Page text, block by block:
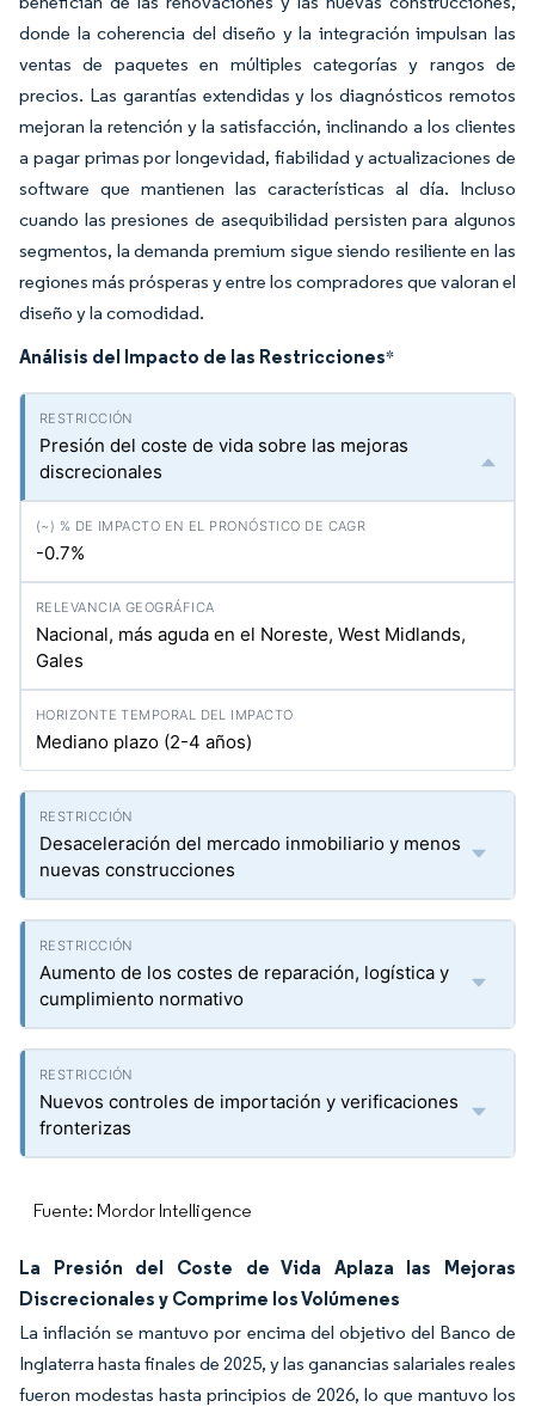
donde la coherencia del diseño y la integración impulsan las
ventas de paquetes en múltiples categorías y rangos de
precios. Las garantías extendidas y los diagnósticos remotos
mejoran la retención y la satisfacción, inclinando a los clientes
a pagar primas por longevidad, fiabilidad y actualizaciones de
software que mantienen las características al día. Incluso
cuando las presiones de asequibilidad persisten para algunos
segmentos, la demanda premium sigue siendo resiliente en las
regiones más prósperas y entre los compradores que valoran el
diseño y la comodidad.
Análisis del Impacto de las Restricciones*
Presión del coste de vida sobre las mejoras
discrecionales
-0.7%
Nacional, más aguda en el Noreste, West Midlands,
Gales
Mediano plazo (2-4 años)
Desaceleración del mercado inmobiliario y menos
nuevas construcciones
Aumento de los costes de reparación, logística y
cumplimiento normativo
Nuevos controles de importación y verificaciones
fronterizas
Fuente: Mordor Intelligence
La Presión del Coste de Vida Aplaza las Mejoras
Discrecionales y Comprime los Volúmenes
La inflación se mantuvo por encima del objetivo del Banco de
Inglaterra hasta finales de 2025, y las ganancias salariales reales
fueron modestas hasta principios de 2026, lo que mantuvo los